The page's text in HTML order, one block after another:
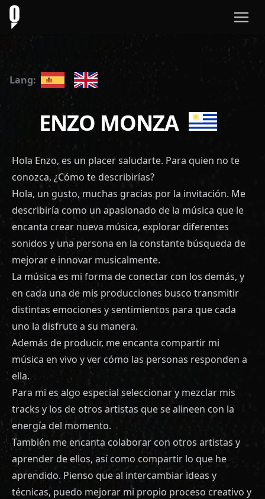
Lang:
ENZO MONZA
Hola Enzo, es un placer saludarte. Para quien no te
conozca, ¿Cómo te describirías?
Hola, un gusto, muchas gracias por la invitación. Me
describiría como un apasionado de la música que le
encanta crear nueva música, explorar diferentes
sonidos y una persona en la constante búsqueda de
mejorar e innovar musicalmente.
La música es mi forma de conectar con los demás, y
en cada una de mis producciones busco transmitir
distintas emociones y sentimientos para que cada
uno la disfrute a su manera.
Además de producir, me encanta compartir mi
música en vivo y ver cómo las personas responden a
ella.
Para mi es algo especial seleccionar y mezclar mis
tracks y los de otros artistas que se alineen con la
energía del momento.
También me encanta colaborar con otros artistas y
aprender de ellos, así como compartir lo que he
aprendido. Pienso que al intercambiar ideas y
técnicas, puedo mejorar mi propio proceso creativo y